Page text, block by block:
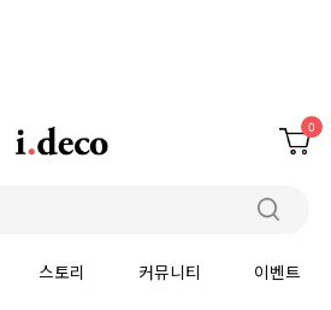
0
스토리 커뮤니티 이벤트